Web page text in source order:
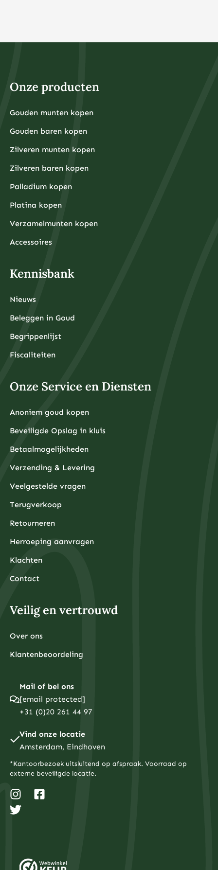
Onze producten
Gouden munten kopen
Gouden baren kopen
Zilveren munten kopen
Zilveren baren kopen
Palladium kopen
Platina kopen
Verzamelmunten kopen
Accessoires
Kennisbank
Nieuws
Beleggen in Goud
Begrippenlijst
Fiscaliteiten
Onze Service en Diensten
Anoniem goud kopen
Beveiligde Opslag in kluis
Betaalmogelijkheden
Verzending & Levering
Veelgestelde vragen
Terugverkoop
Retourneren
Herroeping aanvragen
Klachten
Contact
Veilig en vertrouwd
Over ons
Klantenbeoordeling
Mail of bel ons
[email protected]
+31 (0)20 261 44 97
Vind onze locatie
Amsterdam, Eindhoven
*Kantoorbezoek uitsluitend op afspraak. Voorraad op
externe beveiligde locatie.
n
s
t
a
a
k
w
i
t